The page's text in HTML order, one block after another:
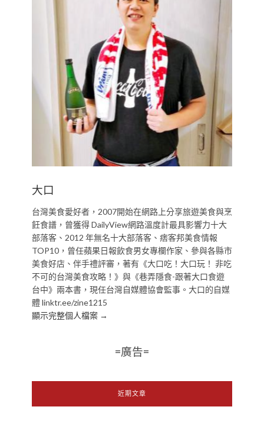
大口
台灣美食愛好者，2007開始在網路上分享旅遊美食與烹
飪食譜，曾獲得 DailyView網路溫度計最具影響力十大
部落客、2012 年無名十大部落客、痞客邦美食情報
TOP10，曾任蘋果日報飲食男女專欄作家、參與各縣市
美食好店、伴手禮評審，著有《大口吃！大口玩！ 非吃
不可的台灣美食攻略！》與《巷弄隱食-跟著大口食遊
台中》兩本書，現任台灣自媒體協會監事。大口的自媒
體 linktr.ee/zine1215
顯示完整個人檔案 →
=廣告=
近期文章